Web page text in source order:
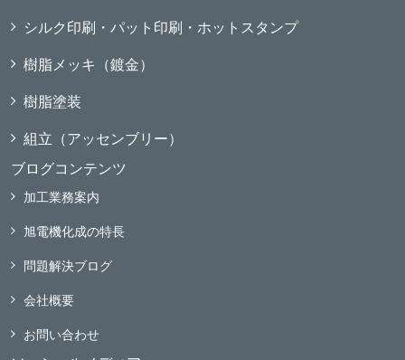
シルク印刷・パット印刷・ホットスタンプ
樹脂メッキ（鍍金）
樹脂塗装
組立（アッセンブリー）
ブログコンテンツ
加工業務案内
旭電機化成の特長
問題解決ブログ
会社概要
お問い合わせ